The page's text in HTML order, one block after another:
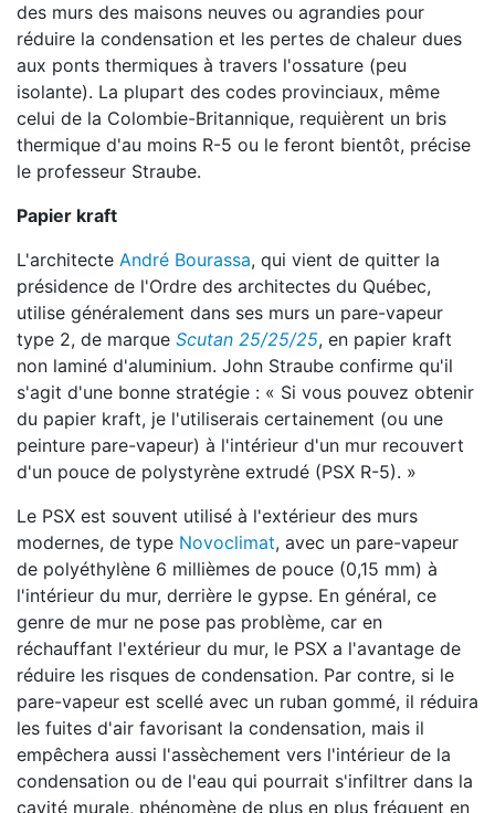
des murs des maisons neuves ou agrandies pour
réduire la condensation et les pertes de chaleur dues
aux ponts thermiques à travers l'ossature (peu
isolante). La plupart des codes provinciaux, même
celui de la Colombie-Britannique, requièrent un bris
thermique d'au moins R-5 ou le feront bientôt, précise
le professeur Straube.
Papier kraft
L'architecte André Bourassa, qui vient de quitter la
présidence de l'Ordre des architectes du Québec,
utilise généralement dans ses murs un pare-vapeur
type 2, de marque Scutan 25/25/25, en papier kraft
non laminé d'aluminium. John Straube confirme qu'il
s'agit d'une bonne stratégie : « Si vous pouvez obtenir
du papier kraft, je l'utiliserais certainement (ou une
peinture pare-vapeur) à l'intérieur d'un mur recouvert
d'un pouce de polystyrène extrudé (PSX R-5). »
Le PSX est souvent utilisé à l'extérieur des murs
modernes, de type Novoclimat, avec un pare-vapeur
de polyéthylène 6 millièmes de pouce (0,15 mm) à
l'intérieur du mur, derrière le gypse. En général, ce
genre de mur ne pose pas problème, car en
réchauffant l'extérieur du mur, le PSX a l'avantage de
réduire les risques de condensation. Par contre, si le
pare-vapeur est scellé avec un ruban gommé, il réduira
les fuites d'air favorisant la condensation, mais il
empêchera aussi l'assèchement vers l'intérieur de la
condensation ou de l'eau qui pourrait s'infiltrer dans la
cavité murale, phénomène de plus en plus fréquent en